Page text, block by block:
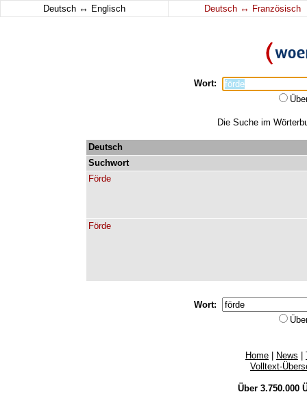
Deutsch ↔ Englisch Deutsch ↔ Französisch
Wort:
Die Suche im
Deutsch
Suchwort
Förde
Förde
Wort:
Home News
Volltext-
Über 3.750.000